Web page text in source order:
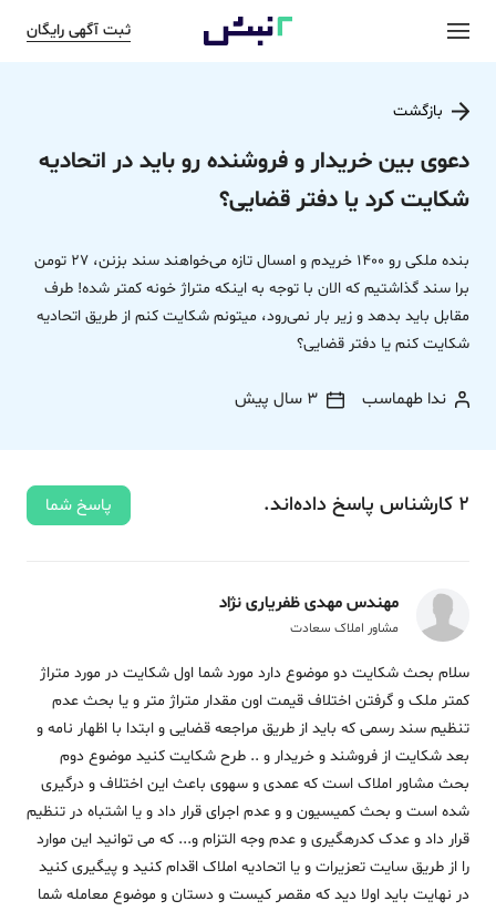
ثبت آگهی رایگان
بازگشت
دعوی بین خریدار و فروشنده رو باید در اتحادیه
شکایت کرد یا دفتر قضایی؟
بنده ملکی رو 1400 خریدم و امسال تازه می‌خواهند سند بزنن، 27 تومن
برا سند گذاشتیم که الان با توجه به اینکه متراژ خونه کمتر شده! طرف
مقابل باید بدهد و زیر بار نمی‌رود، میتونم شکایت کنم از طریق اتحادیه
شکایت کنم یا دفتر قضایی؟
ندا طهماسب 3 سال پیش
2 کارشناس پاسخ داده‌اند. پاسخ شما
مهندس مهدی ظفریاری نژاد
مشاور املاک سعادت
سلام بحث شکایت دو موضوع دارد مورد شما اول شکایت در مورد متراژ
کمتر ملک و گرفتن اختلاف قیمت اون مقدار متراژ متر و یا بحث عدم
تنظیم سند رسمی که باید از طریق مراجعه قضایی و ابتدا با اظهار نامه و
بعد شکایت از فروشند و خریدار و .. طرح شکایت کنید موضوع دوم
بحث مشاور املاک است که عمدی و سهوی باعث این اختلاف و درگیری
شده است و بحث کمیسیون و و عدم اجرای قرار داد و یا اشتباه در تنظیم
قرار داد و عدک کدرهگیری و عدم وجه التزام و... که می توانید این موارد
را از طریق سایت تعزیرات و یا اتحادیه املاک اقدام کنید و پیگیری کنید
در نهایت باید اولا دید که مقصر کیست و دستان و موضوع معامله شما